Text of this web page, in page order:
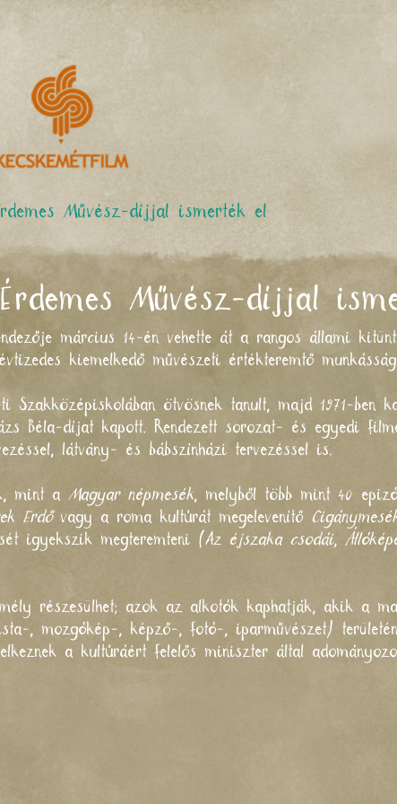
Művész-díjjal ismerték el
Művész-díjjal
március 14-én vehette át a rangos állami
kiemelkedő művészeti értékteremtő
Szakközépiskolában ötvösnek tanult, majd 1971-ben
Béla-díjat kapott. Rendezett sorozat- és egyedi
látvány- és bábszínházi tervezéssel is.
mint a Magyar népmesék, melyből több mint 40
Erdővagy a roma kultúrát megelevenítő
igyekszik megteremteni (Az éjszaka csodái,
részesülhet; azok az alkotók kaphatják, akik a
, mozgókép-, képző-, fotó-, iparművészet)
a kultúráért felelős miniszter által